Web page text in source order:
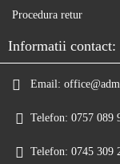
Procedura retur
Informatii contact:
Email:
Telefon: 0757 089
Telefon: 0745 309